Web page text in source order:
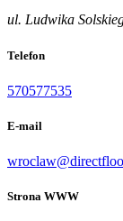
ul. Ludwika
Telefon
570577535
E-mail
Strona WWW